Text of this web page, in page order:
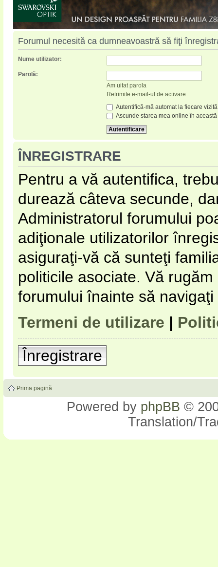
Forumul necesită ca dumneavoastră să fiţi
Nume utilizator:
Parolă:
Am uitat parola
Retrimite e-mail-ul de activare
Autentifică-mă automat la fiecare vizită
Ascunde starea mea online în
ÎNREGISTRARE
Pentru a vă autentifica,
durează câteva secunde,
Administratorul forumului
adiţionale utilizatorilor
asiguraţi-vă că sunteţi
politicile asociate. Vă
forumului înainte să
Termeni de utilizare |
Înregistrare
Prima pagină
Powered by phpBB ©
Translation/